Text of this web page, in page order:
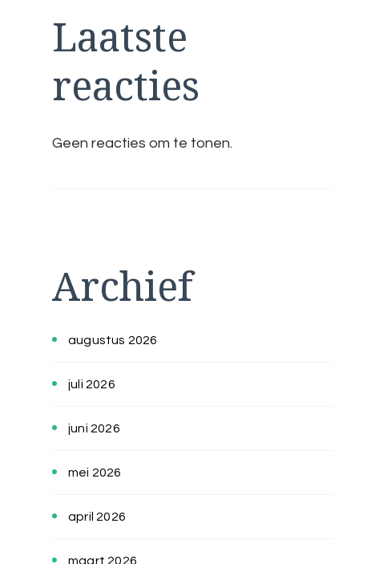
Laatste
reacties
Geen reacties om te tonen.
Archief
augustus 2026
juli 2026
juni 2026
mei 2026
april 2026
maart 2026